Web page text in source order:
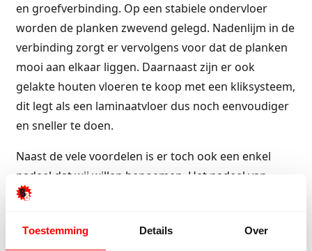
Toestemming Details Over
en groefverbinding. Op een stabiele ondervloer
worden de planken zwevend gelegd. Nadenlijm in de
verbinding zorgt er vervolgens voor dat de planken
mooi aan elkaar liggen. Daarnaast zijn er ook
gelakte houten vloeren te koop met een kliksysteem,
dit legt als een laminaatvloer dus noch eenvoudiger
en sneller te doen.
Naast de vele voordelen is er toch ook een enkel
nadeel dat wij willen benoemen. Het nadeel van
gelakt parket is dat krassen op de vloer niet weg te
iets minder op.